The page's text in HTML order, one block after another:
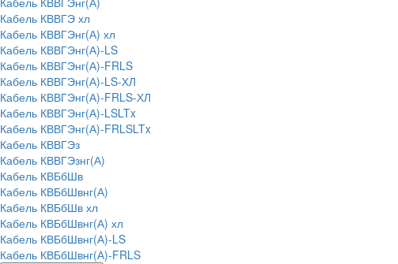
Кабель КВВГЭ хл
Кабель КВВГЭнг(А) хл
Кабель КВВГЭнг(А)-LS
Кабель КВВГЭнг(А)-FRLS
Кабель КВВГЭнг(А)-LS-ХЛ
Кабель КВВГЭнг(А)-FRLS-ХЛ
Кабель КВВГЭнг(А)-LSLTx
Кабель КВВГЭнг(А)-FRLSLTx
Кабель КВВГЭз
Кабель КВВГЭзнг(А)
Кабель КВБбШв
Кабель КВБбШвнг(А)
Кабель КВБбШв хл
Кабель КВБбШвнг(А) хл
Кабель КВБбШвнг(А)-LS
Кабель КВБбШвнг(А)-FRLS